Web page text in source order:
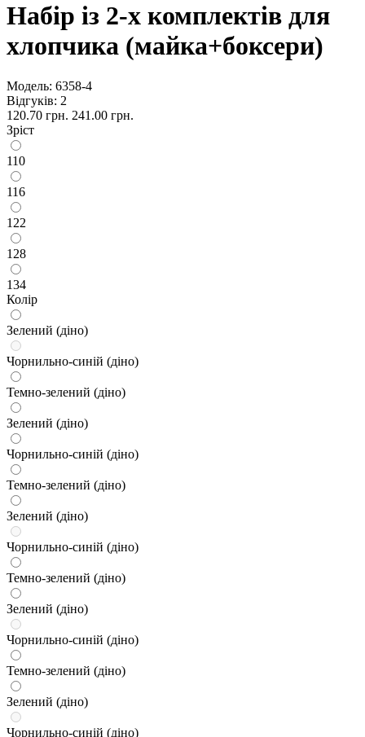
Набір із 2-х комплектів для
хлопчика (майка+боксери)
Модель: 6358-4
Відгуків: 2
120.70 грн. 241.00 грн.
Зріст
110
116
122
128
134
Колір
Зелений (діно)
Чорнильно-синій (діно)
Темно-зелений (діно)
Зелений (діно)
Чорнильно-синій (діно)
Темно-зелений (діно)
Зелений (діно)
Чорнильно-синій (діно)
Темно-зелений (діно)
Зелений (діно)
Чорнильно-синій (діно)
Темно-зелений (діно)
Зелений (діно)
Чорнильно-синій (діно)